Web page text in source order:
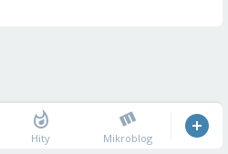
Hity Mikroblog